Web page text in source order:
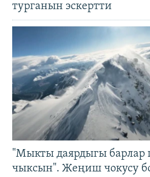
турганын эскертти
"Мыкты даярдыгы барлар
чыксын". Жеңиш чокусу